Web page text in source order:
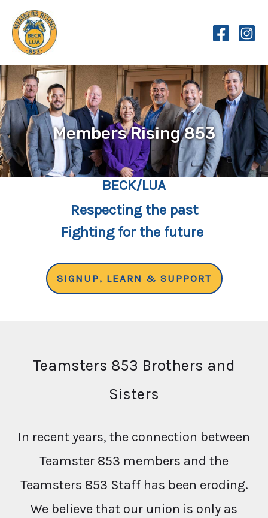
content
Members Rising 853
BECK/LUA
Respecting the past
Fighting for the future
SIGNUP, LEARN & SUPPORT
Teamsters 853 Brothers and
Sisters
In recent years, the connection between
Teamster 853 members and the
Teamsters 853 Staff has been eroding.
We believe that our union is only as